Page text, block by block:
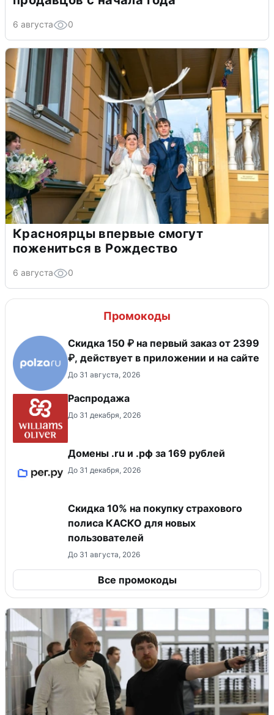
6 августа 0
Красноярцы впервые смогут
пожениться в Рождество
6 августа 0
Промокоды
Скидка 150 ₽ на первый заказ от 2399
₽, действует в приложении и на сайте
До 31 августа, 2026
Распродажа
До 31 декабря, 2026
Домены .ru и .рф за 169 рублей
До 31 декабря, 2026
Скидка 10% на покупку страхового
полиса КАСКО для новых
пользователей
До 31 августа, 2026
Все промокоды